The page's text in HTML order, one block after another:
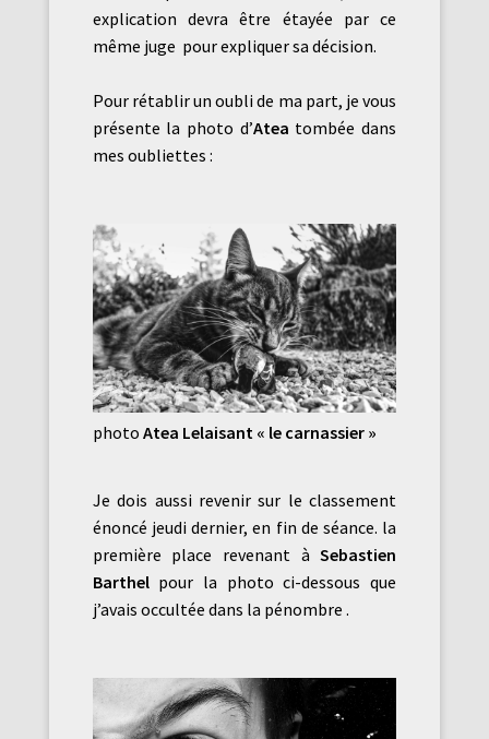
explication devra être étayée par ce
même juge pour expliquer sa décision.
Pour rétablir un oubli de ma part, je vous
présente la photo d’Atea tombée dans
mes oubliettes :
photo Atea Lelaisant « le carnassier »
Je dois aussi revenir sur le classement
énoncé jeudi dernier, en fin de séance. la
première place revenant àSebastien
Barthelpour la photo ci-dessous que
j’avais occultée dans la pénombre .